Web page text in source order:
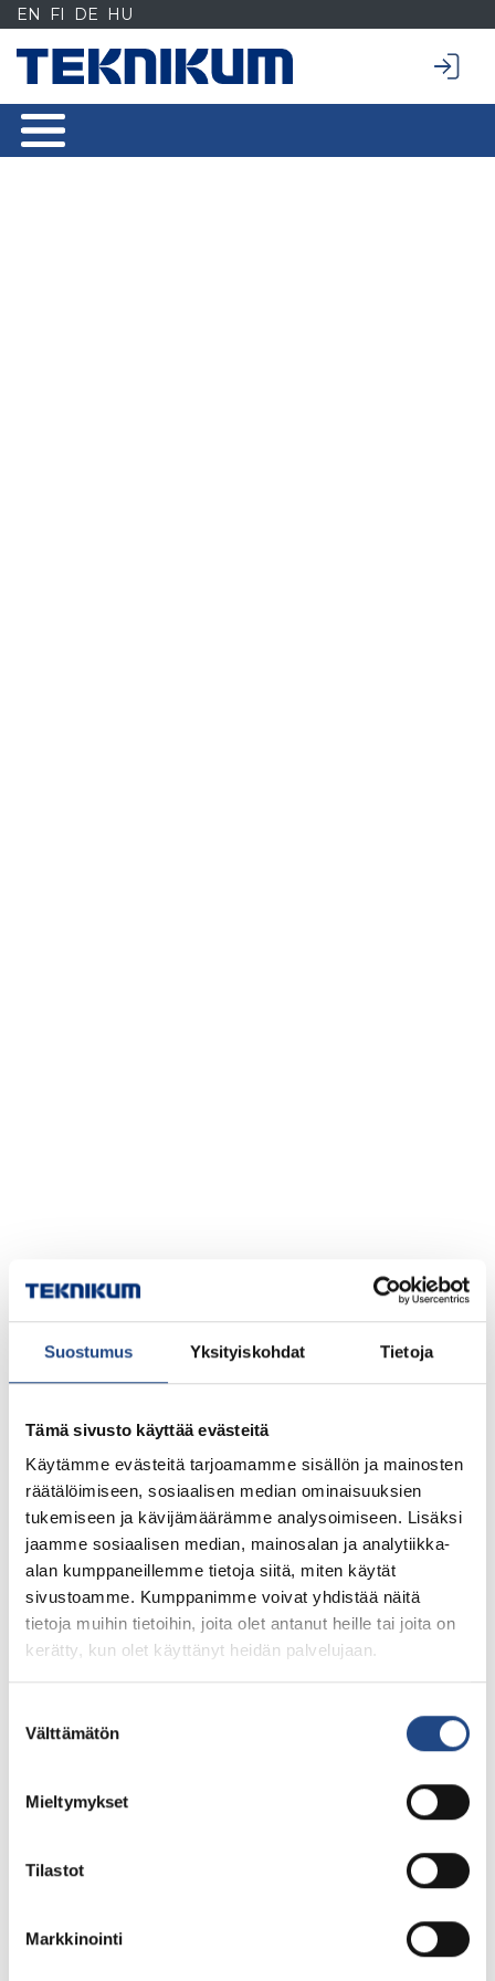
Suostumus Yksityiskohdat Tietoja
Tämä sivusto käyttää evästeitä
Käytämme evästeitä tarjoamamme sisällön ja mainosten
räätälöimiseen, sosiaalisen median ominaisuuksien
tukemiseen ja kävijämäärämme analysoimiseen. Lisäksi
jaamme sosiaalisen median, mainosalan ja analytiikka-
alan kumppaneillemme tietoja siitä, miten käytät
sivustoamme. Kumppanimme voivat yhdistää näitä
tietoja muihin tietoihin, joita olet antanut heille tai joita on
kerätty, kun olet käyttänyt heidän palvelujaan.
valinta
Välttämätön
Mieltymykset
Tilastot
Markkinointi
Siirry
sisältöön
EN FI DE HU
Rubber mat and sheet